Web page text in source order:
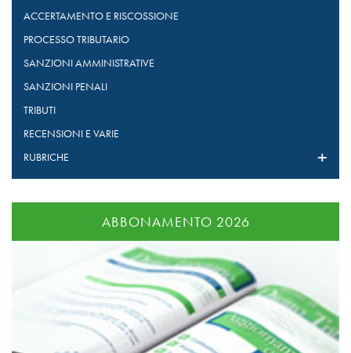
ACCERTAMENTO E RISCOSSIONE
PROCESSO TRIBUTARIO
SANZIONI AMMINISTRATIVE
SANZIONI PENALI
TRIBUTI
RECENSIONI E VARIE
RUBRICHE
ABBONAMENTO 2026